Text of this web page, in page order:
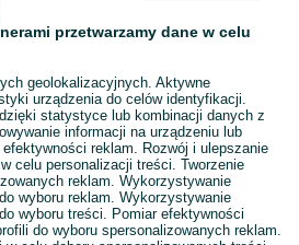
przetwarzamy dane w celu
geolokalizacyjnych. Aktywne
urządzenia do celów identyfikacji.
statystyce lub kombinacji danych z
informacji na urządzeniu lub
reklam. Rozwój i ulepszanie
celu personalizacji treści. Tworzenie
reklam. Wykorzystywanie
wyboru reklam. Wykorzystywanie
wyboru treści. Pomiar efektywności
do wyboru spersonalizowanych reklam.